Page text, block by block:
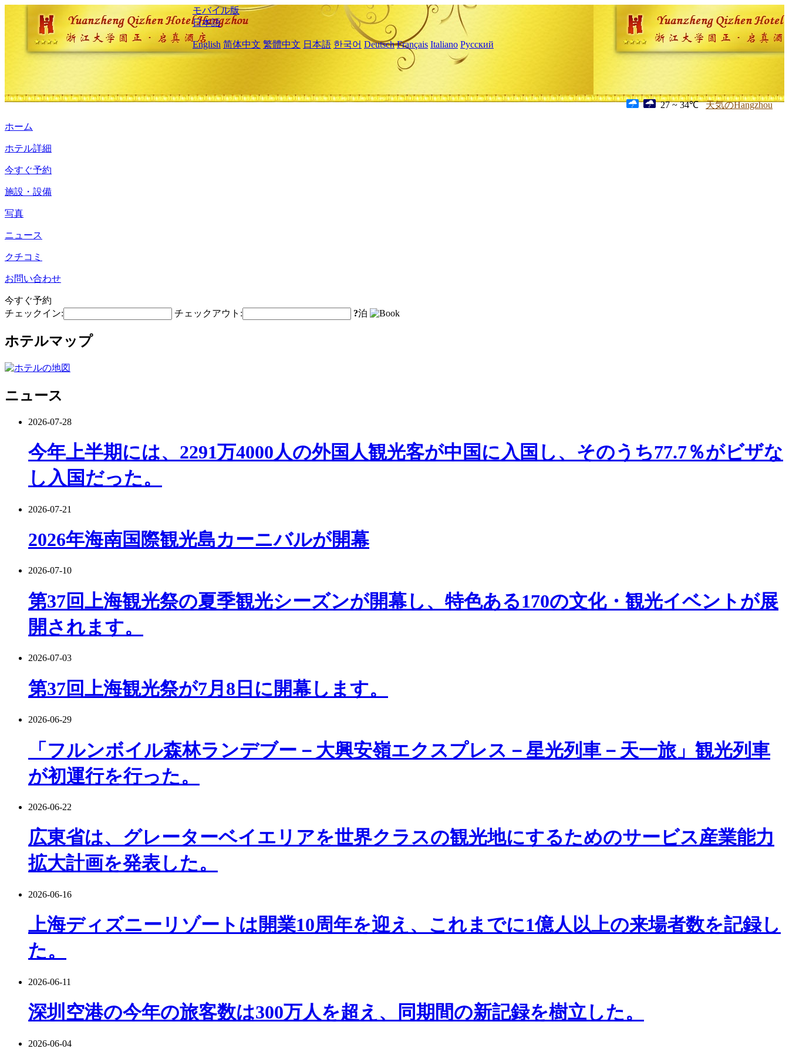
モバイル版
日本語
English 简体中文 繁體中文 日本語 한국어 Deutsch Français Italiano Русский
27 ~ 34℃ 天気のHangzhou
ホーム
ホテル詳細
今すぐ予約
施設・設備
写真
ニュース
クチコミ
お問い合わせ
今すぐ予約
チェックイン:
チェックアウト: ?泊
ホテルマップ
ニュース
2026-07-28
今年上半期には、2291万4000人の外国人観光客が中国に入国し、そのうち77.7％がビザな
し入国だった。
2026-07-21
2026年海南国際観光島カーニバルが開幕
2026-07-10
第37回上海観光祭の夏季観光シーズンが開幕し、特色ある170の文化・観光イベントが展
開されます。
2026-07-03
第37回上海観光祭が7月8日に開幕します。
2026-06-29
「フルンボイル森林ランデブー－大興安嶺エクスプレス－星光列車－天一旅」観光列車
が初運行を行った。
2026-06-22
広東省は、グレーターベイエリアを世界クラスの観光地にするためのサービス産業能力
拡大計画を発表した。
2026-06-16
上海ディズニーリゾートは開業10周年を迎え、これまでに1億人以上の来場者数を記録し
た。
2026-06-11
深圳空港の今年の旅客数は300万人を超え、同期間の新記録を樹立した。
2026-06-04